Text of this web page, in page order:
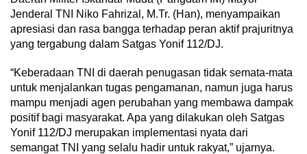
Jenderal TNI Niko Fahrizal, M.Tr. (Han), menyampaikan
apresiasi dan rasa bangga terhadap peran aktif prajuritnya
yang tergabung dalam Satgas Yonif 112/DJ.
“Keberadaan TNI di daerah penugasan tidak semata-mata
untuk menjalankan tugas pengamanan, namun juga harus
mampu menjadi agen perubahan yang membawa dampak
positif bagi masyarakat. Apa yang dilakukan oleh Satgas
Yonif 112/DJ merupakan implementasi nyata dari
semangat TNI yang selalu hadir untuk rakyat,” ujarnya.